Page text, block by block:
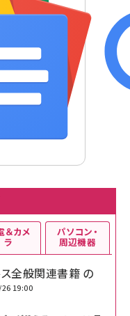
全般関連書籍 の
19:00
＆カメ
ラ
パソコン・
周辺機器